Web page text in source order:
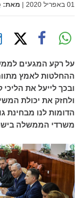
01 באפריל 2020 | מאת:
על רקע המגעים
ההחלטות לאמץ
ובכך לייעל את
ולחזק את יכולת
הדומות לנו מבחינת
משרדי הממשלה